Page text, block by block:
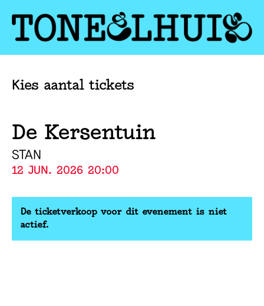
Kies aantal tickets
De Kersentuin
STAN
12 JUN. 2026 20:00
De ticketverkoop voor dit evenement is niet
actief.